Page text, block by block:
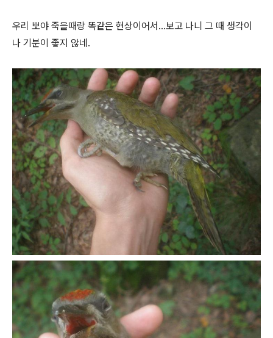
우리 뽀야 죽을때랑 똑같은 현상이어서...보고 나니 그 때 생각이
나 기분이 좋지 않네.